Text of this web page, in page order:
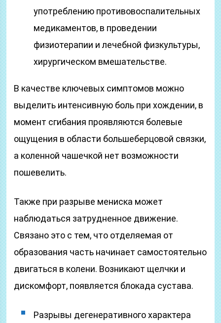
употреблению противовоспалительных
медикаментов, в проведении
физиотерапии и лечебной физкультуры,
хирургическом вмешательстве.
В качестве ключевых симптомов можно
выделить интенсивную боль при хождении, в
момент сгибания проявляются болевые
ощущения в области большеберцовой связки,
а коленной чашечкой нет возможности
пошевелить.
Также при разрыве мениска может
наблюдаться затрудненное движение.
Связано это с тем, что отделяемая от
образования часть начинает самостоятельно
двигаться в колени. Возникают щелчки и
дискомфорт, появляется блокада сустава.
Разрывы дегенеративного характера